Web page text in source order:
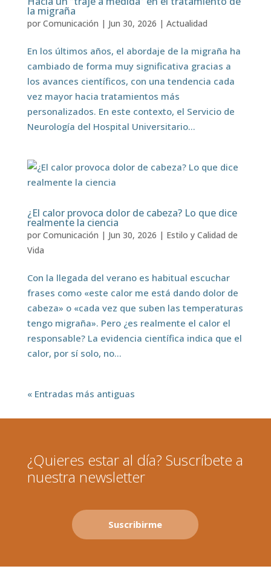
la migraña
por Comunicación | Jun 30, 2026 | Actualidad
En los últimos años, el abordaje de la migraña ha
cambiado de forma muy significativa gracias a
los avances científicos, con una tendencia cada
vez mayor hacia tratamientos más
personalizados. En este contexto, el Servicio de
Neurología del Hospital Universitario...
¿El calor provoca dolor de cabeza? Lo que dice
realmente la ciencia
por Comunicación | Jun 30, 2026 | Estilo y Calidad de
Vida
Con la llegada del verano es habitual escuchar
frases como «este calor me está dando dolor de
cabeza» o «cada vez que suben las temperaturas
tengo migraña». Pero ¿es realmente el calor el
responsable? La evidencia científica indica que el
calor, por sí solo, no...
« Entradas más antiguas
¿Quieres estar al día? Suscríbete a
nuestra newsletter
Suscribirme